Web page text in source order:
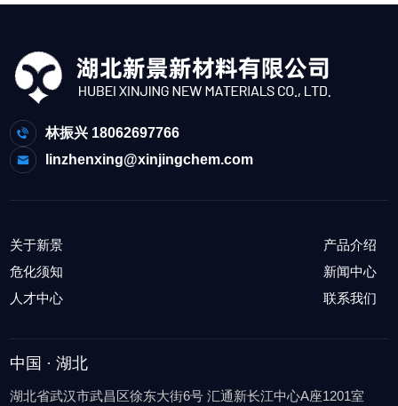
林振兴 18062697766
linzhenxing@xinjingchem.com
关于新景
产品介绍
危化须知
新闻中心
人才中心
联系我们
中国 · 湖北
湖北省武汉市武昌区徐东大街6号 汇通新长江中心A座1201室